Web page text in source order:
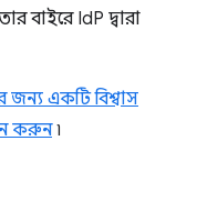
বাইরে IdP দ্বারা
জন্য একটি বিশ্বাস
করুন৷